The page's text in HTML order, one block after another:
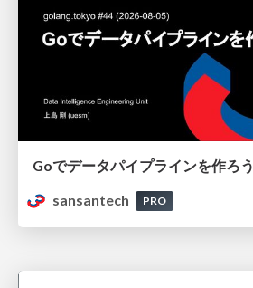
Goでデータパイプラインを作ろう
sansantech
PRO